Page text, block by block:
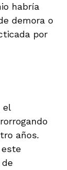
habría
demora o
por
el
años.
este